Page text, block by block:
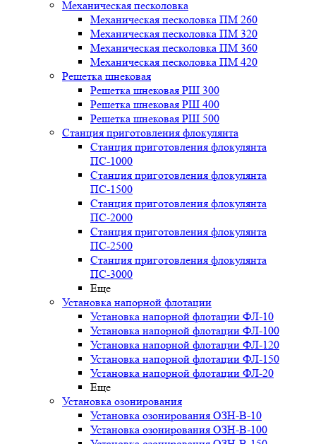
Механическая песколовка
Механическая песколовка ПM 260
Механическая песколовка ПM 320
Механическая песколовка ПM 360
Механическая песколовка ПM 420
Решетка шнековая
Решетка шнековая РШ 300
Решетка шнековая РШ 400
Решетка шнековая РШ 500
Станция приготовления флокулянта
Станция приготовления флокулянта
ПС-1000
Станция приготовления флокулянта
ПС-1500
Станция приготовления флокулянта
ПС-2000
Станция приготовления флокулянта
ПС-2500
Станция приготовления флокулянта
ПС-3000
Еще
Установка напорной флотации
Установка напорной флотации ФЛ-10
Установка напорной флотации ФЛ-100
Установка напорной флотации ФЛ-120
Установка напорной флотации ФЛ-150
Установка напорной флотации ФЛ-20
Еще
Установка озонирования
Установка озонирования ОЗН-В-10
Установка озонирования ОЗН-В-100